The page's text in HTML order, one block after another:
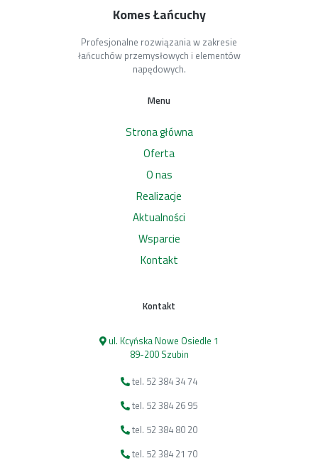
Komes Łańcuchy
Profesjonalne rozwiązania w zakresie
łańcuchów przemysłowych i elementów
napędowych.
Menu
Strona główna
Oferta
O nas
Realizacje
Aktualności
Wsparcie
Kontakt
Kontakt
ul. Kcyńska Nowe Osiedle 1
89-200 Szubin
tel. 52 384 34 74
tel. 52 384 26 95
tel. 52 384 80 20
tel. 52 384 21 70